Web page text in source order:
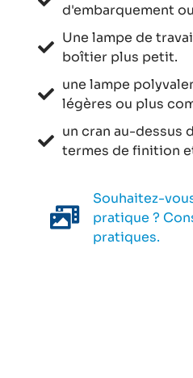
d'embarquement
Une lampe de
boîtier plus petit.
une lampe
légères ou plus
un cran au-dessus
termes de finition
Souhaitez-
pratique ?
pratiques.